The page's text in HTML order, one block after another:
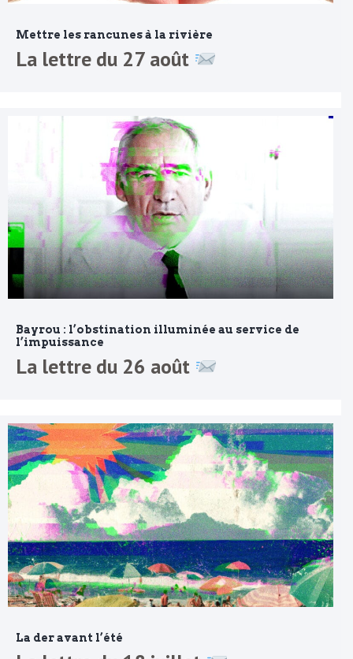
Mettre les rancunes à la rivière
La lettre du 27 août
Bayrou : l’obstination illuminée au service de
l’impuissance
La lettre du 26 août
La der avant l’été